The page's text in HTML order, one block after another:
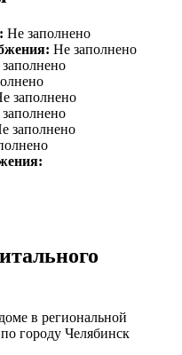
Не заполнено
Не заполнено
заполнено
заполнено
в региональной
городу Челябинск